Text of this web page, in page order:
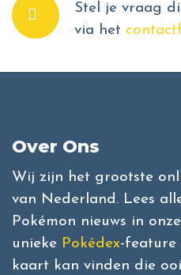
Stel je vraag
via het
Over Ons
Wij zijn het grootste
van Nederland. Lees
Pokémon nieuws in onze
unieke Pokédex-feature
kaart kan vinden die